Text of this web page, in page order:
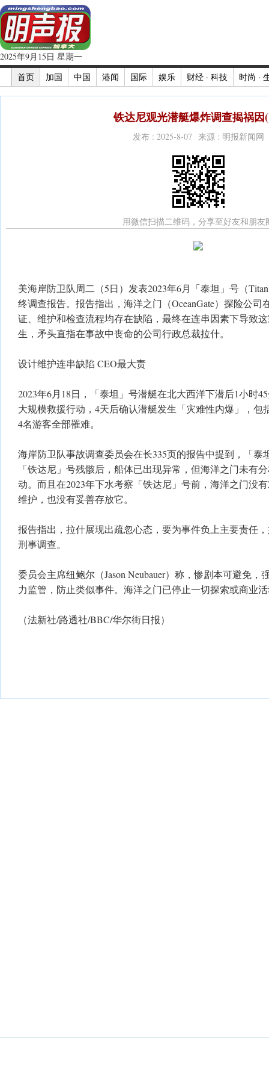
2025年9月15日 星期一
首页
加国 中国 港闻 国际 娱乐 财经 · 科技 时尚 ·
铁达尼观光潜艇爆炸调查揭祸因
发布 : 2025-8-07 来源 : 明报新闻网
用微信扫描二维码，分享至好友和朋友
美海岸防卫队周二（5日）发表2023年6月「泰坦」号（
终调查报告。报告指出，海洋之门（OceanGate）探险公司
证、维护和检查流程均存在缺陷，最终在连串因素下导致
生，矛头直指在事故中丧命的公司行政总裁拉什。
设计维护连串缺陷 CEO最大责
2023年6月18日，「泰坦」号潜艇在北大西洋下潜后1小时
大规模救援行动，4天后确认潜艇发生「灾难性内爆」，包
4名游客全部罹难。
海岸防卫队事故调查委员会在长335页的报告中提到，「泰
「铁达尼」号残骸后，船体已出现异常，但海洋之门未有
动。而且在2023年下水考察「铁达尼」号前，海洋之门没
维护，也没有妥善存放它。
报告指出，拉什展现出疏忽心态，要为事件负上主要责任
刑事调查。
委员会主席纽鲍尔（Jason Neubauer）称，惨剧本可避免
力监管，防止类似事件。海洋之门已停止一切探索或商业
（法新社/路透社/BBC/华尔街日报）